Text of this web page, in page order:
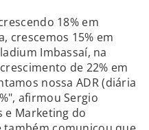
18% em
crescemos 15% em
Imbassaí, na
de 22% em
nossa ADR (diária
afirmou Sergio
e Marketing do